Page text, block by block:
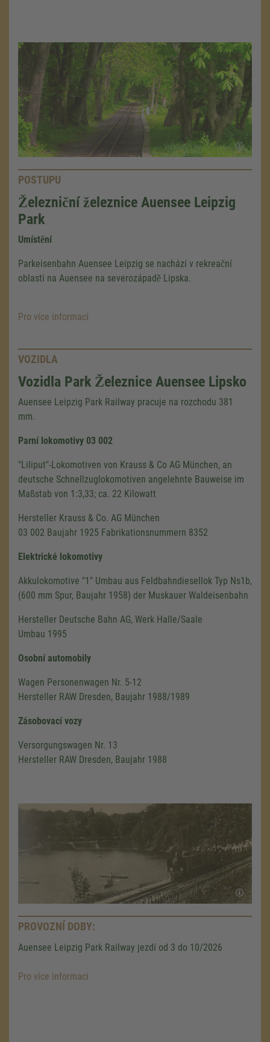
POSTUPU
Železniční železnice Auensee Leipzig
Park
Umístění
Parkeisenbahn Auensee Leipzig se nachází v rekreační
oblasti na Auensee na severozápadě Lipska.
Pro více informací
VOZIDLA
Vozidla Park Železnice Auensee Lipsko
Auensee Leipzig Park Railway pracuje na rozchodu 381
mm.
Parní lokomotivy 03 002
"Liliput"-Lokomotiven von Krauss & Co AG München, an
deutsche Schnellzuglokomotiven angelehnte Bauweise im
Maßstab von 1:3,33; ca. 22 Kilowatt
Hersteller Krauss & Co. AG München
03 002 Baujahr 1925 Fabrikationsnummern 8352
Elektrické lokomotivy
Akkulokomotive "1" Umbau aus Feldbahndiesellok Typ Ns1b,
(600 mm Spur, Baujahr 1958) der Muskauer Waldeisenbahn
Hersteller Deutsche Bahn AG, Werk Halle/Saale
Umbau 1995
Osobní automobily
Wagen Personenwagen Nr. 5-12
Hersteller RAW Dresden, Baujahr 1988/1989
Zásobovací vozy
Versorgungswagen Nr. 13
Hersteller RAW Dresden, Baujahr 1988
PROVOZNÍ DOBY:
Auensee Leipzig Park Railway jezdí od 3 do 10/2026
Pro více informací